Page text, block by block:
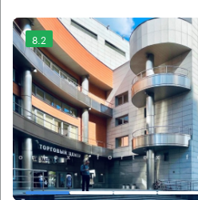
8.2